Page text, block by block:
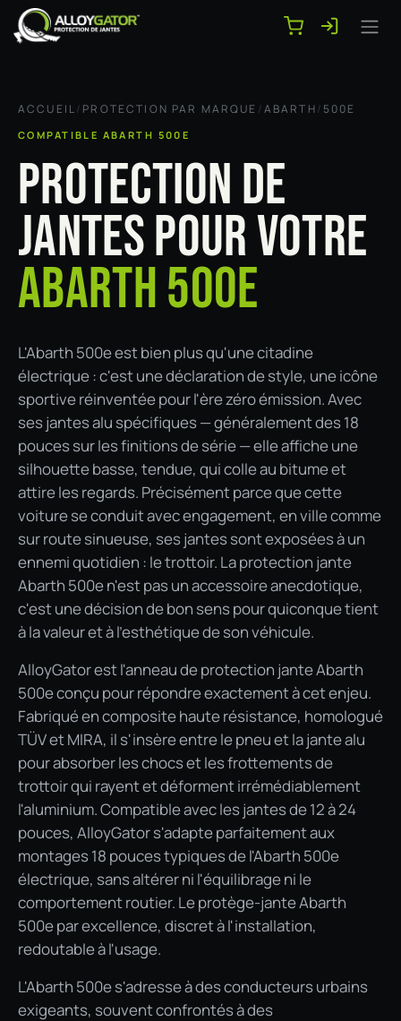
Se rendre au contenu
ACCUEIL/ PROTECTION PAR MARQUE /ABARTH/ 500E
COMPATIBLE ABARTH 500E
PROTECTION DE
JANTES POUR VOTRE
ABARTH 500E
L'Abarth 500e est bien plus qu'une citadine
électrique : c'est une déclaration de style, une icône
sportive réinventée pour l'ère zéro émission. Avec
ses jantes alu spécifiques — généralement des 18
pouces sur les finitions de série — elle affiche une
silhouette basse, tendue, qui colle au bitume et
attire les regards. Précisément parce que cette
voiture se conduit avec engagement, en ville comme
sur route sinueuse, ses jantes sont exposées à un
ennemi quotidien : le trottoir. La protection jante
Abarth 500e n'est pas un accessoire anecdotique,
c'est une décision de bon sens pour quiconque tient
à la valeur et à l'esthétique de son véhicule.
AlloyGator est l'anneau de protection jante Abarth
500e conçu pour répondre exactement à cet enjeu.
Fabriqué en composite haute résistance, homologué
TÜV et MIRA, il s'insère entre le pneu et la jante alu
pour absorber les chocs et les frottements de
trottoir qui rayent et déforment irrémédiablement
l'aluminium. Compatible avec les jantes de 12 à 24
pouces, AlloyGator s'adapte parfaitement aux
montages 18 pouces typiques de l'Abarth 500e
électrique, sans altérer ni l'équilibrage ni le
comportement routier. Le protège-jante Abarth
500e par excellence, discret à l'installation,
redoutable à l'usage.
L'Abarth 500e s'adresse à des conducteurs urbains
exigeants, souvent confrontés à des